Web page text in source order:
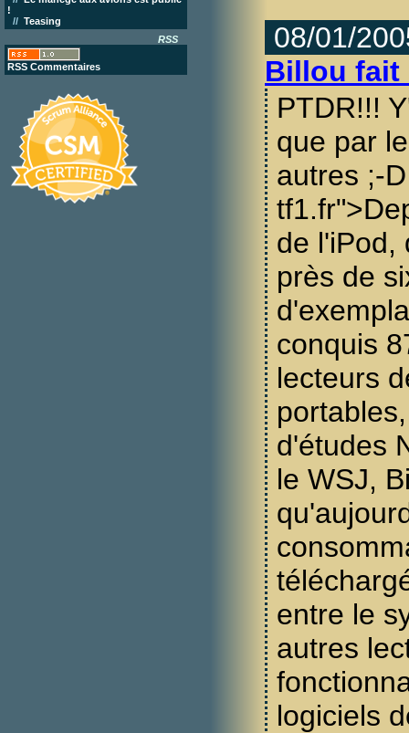
!
// Teasing
RSS
RSS Commentaires
08/01/
Billou fait
PTDR!!!
que par
autres ;-D
de l'iPod,
près de
conquis
lecteurs
d'études
le WSJ,
entre le
autres
logiciels